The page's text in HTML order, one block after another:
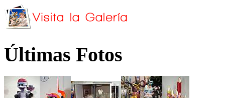
Últimas Fotos